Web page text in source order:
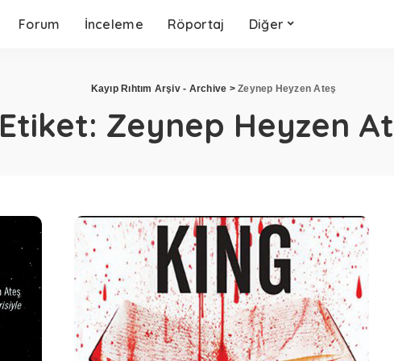
Forum İnceleme Röportaj Diğer
Kayıp Rıhtım Arşiv - Archive >Zeynep Heyzen Ateş
Etiket: Zeynep Heyzen